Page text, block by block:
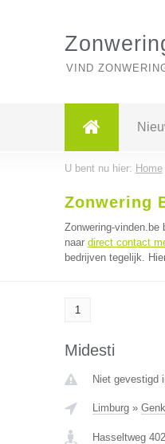
VIND
U bent nu hier: Home
Zonwering
Zonwering-vinden.be
naar direct contact
bedrijven tegelijk.
1
Midesti
Niet gevestigd
Limburg» Genk
Hasseltweg 402